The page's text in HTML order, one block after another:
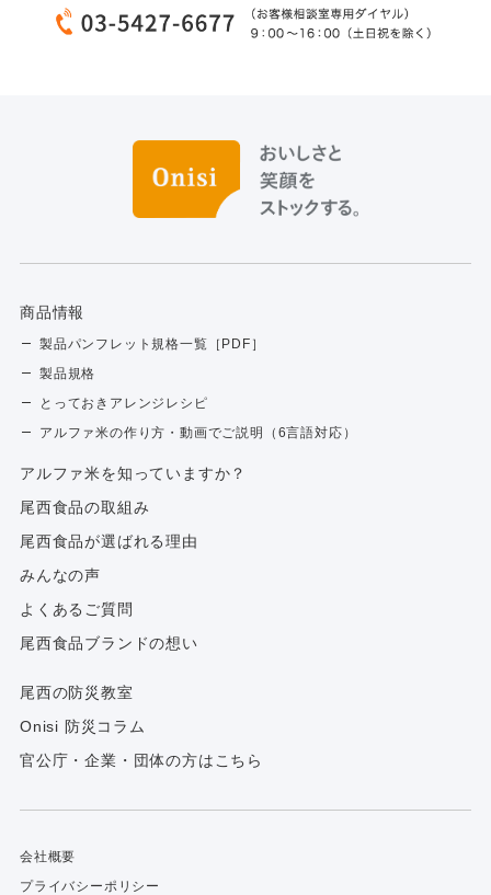
商品情報
製品パンフレット規格一覧［PDF］
製品規格
とっておきアレンジレシピ
アルファ米の作り方・動画でご説明（6言語対応）
アルファ⽶を知っていますか？
尾西食品の取組み
尾西食品が選ばれる理由
みんなの声
よくあるご質問
尾西食品ブランドの想い
尾西の防災教室
Onisi 防災コラム
官公庁・企業・団体の方はこちら
会社概要
プライバシーポリシー